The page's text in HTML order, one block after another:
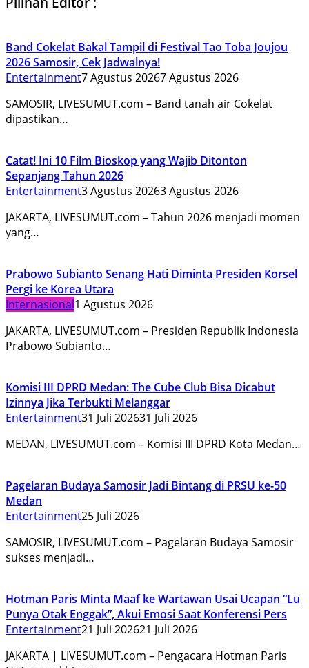
Band Cokelat Bakal Tampil di Festival Tao Toba Joujou
2026 Samosir, Cek Jadwalnya!
Entertainment7 Agustus 20267 Agustus 2026
SAMOSIR, LIVESUMUT.com – Band tanah air Cokelat
dipastikan…
Catat! Ini 10 Film Bioskop yang Wajib Ditonton
Sepanjang Tahun 2026
Entertainment3 Agustus 20263 Agustus 2026
JAKARTA, LIVESUMUT.com – Tahun 2026 menjadi momen
yang…
Prabowo Subianto Senang Hati Diminta Presiden Korsel
Pergi ke Korea Utara
Internasional1 Agustus 2026
JAKARTA, LIVESUMUT.com – Presiden Republik Indonesia
Prabowo Subianto…
Komisi III DPRD Medan: The Cube Club Bisa Dicabut
Izinnya Jika Terbukti Melanggar
Entertainment31 Juli 202631 Juli 2026
MEDAN, LIVESUMUT.com – Komisi III DPRD Kota Medan…
Pagelaran Budaya Samosir Jadi Bintang di PRSU ke-50
Medan
Entertainment25 Juli 2026
SAMOSIR, LIVESUMUT.com – Pagelaran Budaya Samosir
sukses menjadi…
Hotman Paris Minta Maaf ke Wartawan Usai Ucapan “Lu
Punya Otak Enggak”, Akui Emosi Saat Konferensi Pers
Entertainment21 Juli 202621 Juli 2026
JAKARTA | LIVESUMUT.com – Pengacara Hotman Paris